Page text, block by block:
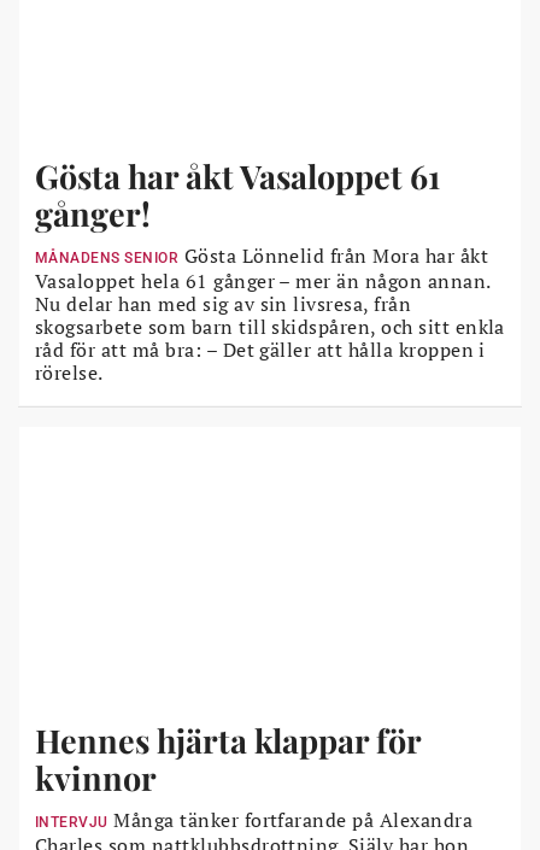
Gösta har åkt Vasaloppet 61
gånger!
MÅNADENS SENIOR Gösta Lönnelid från Mora har åkt
Vasaloppet hela 61 gånger – mer än någon annan.
Nu delar han med sig av sin livsresa, från
skogsarbete som barn till skidspåren, och sitt enkla
råd för att må bra: – Det gäller att hålla kroppen i
rörelse.
Hennes hjärta klappar för
kvinnor
INTERVJU Många tänker fortfarande på Alexandra